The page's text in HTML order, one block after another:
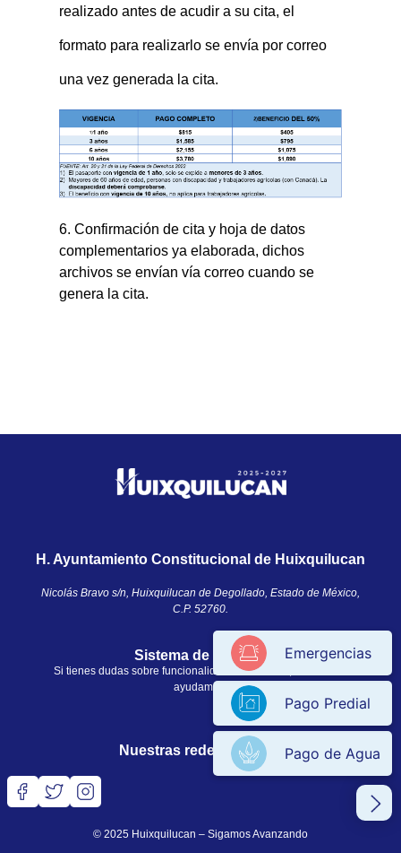
realizado antes de acudir a su cita, el
formato para realizarlo se envía por correo
una vez generada la cita.
6. Confirmación de cita y hoja de datos
complementarios ya elaborada, dichos
archivos se envían vía correo cuando se
genera la cita.
H. Ayuntamiento Constitucional de Huixquilucan
Nicolás Bravo s/n, Huixquilucan de Degollado, Estado de México,
C.P. 52760.​
Sistema de ayuda
Si tienes dudas sobre funcionalidades en el sitio, nosotros te
ayudamos.
Nuestras redes sociales
© 2025 Huixquilucan – Sigamos Avanzando
Pago de Agua
Pago Predial
Emergencias